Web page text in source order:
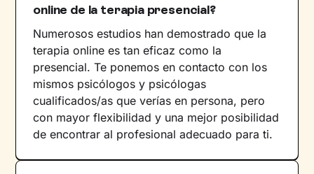
online de la terapia presencial?
Numerosos estudios han demostrado que la
terapia online es tan eficaz como la
presencial. Te ponemos en contacto con los
mismos psicólogos y psicólogas
cualificados/as que verías en persona, pero
con mayor flexibilidad y una mejor posibilidad
de encontrar al profesional adecuado para ti.